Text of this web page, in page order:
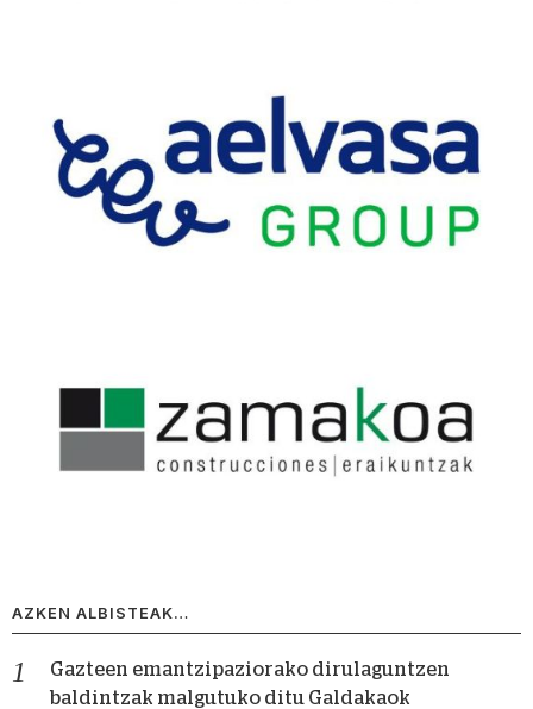
AZKEN ALBISTEAK…
Gazteen emantzipaziorako dirulaguntzen
baldintzak malgutuko ditu Galdakaok